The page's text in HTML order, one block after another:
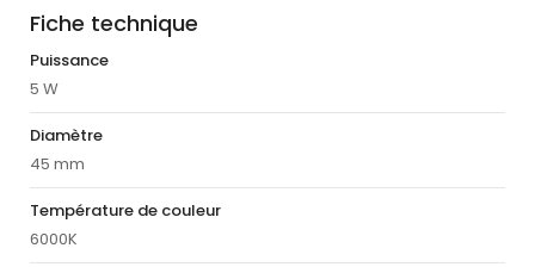
Fiche technique
Puissance
5 W
Diamètre
45 mm
Température de couleur
6000K